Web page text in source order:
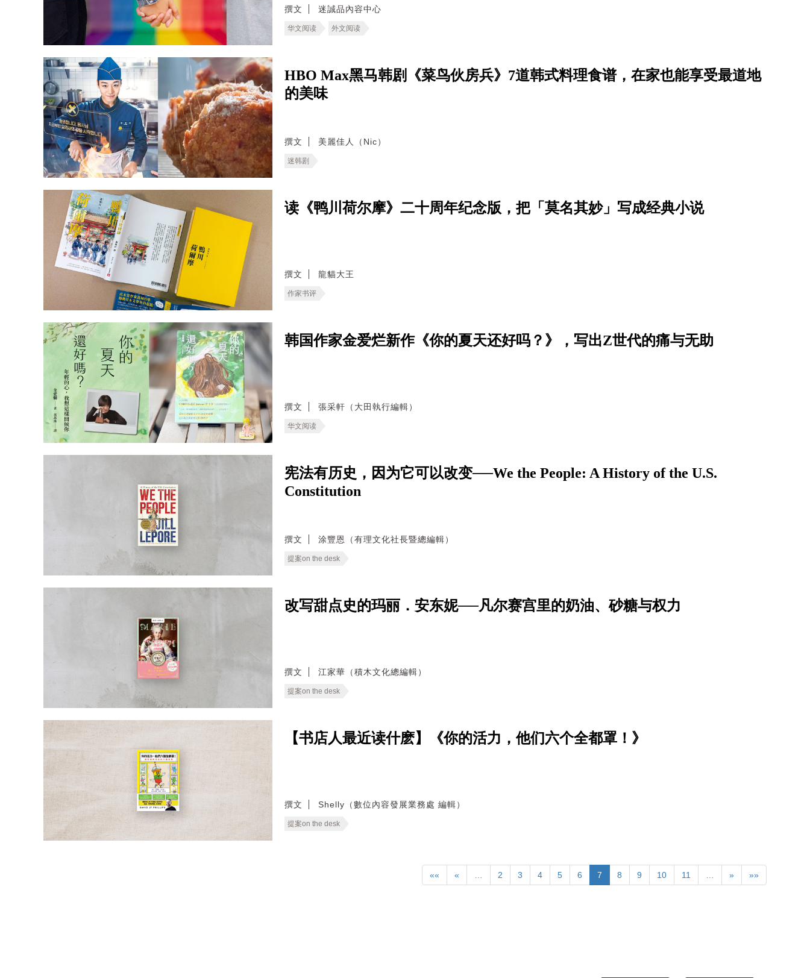
撰文 迷誠品內容中心
华文阅读 外文阅读
HBO Max黑马韩剧《菜鸟伙房兵》7道韩式料理食谱，在家也能享受最道地
的美味
撰文 美麗佳人（Nic）
迷韩剧
读《鸭川荷尔摩》二十周年纪念版，把「莫名其妙」写成经典小说
撰文 龍貓大王
作家书评
韩国作家金爱烂新作《你的夏天还好吗？》，写出Z世代的痛与无助
撰文 張采軒（大田執行編輯）
华文阅读
宪法有历史，因为它可以改变──We the People: A History of the U.S.
Constitution
撰文 涂豐恩（有理文化社長暨總編輯）
提案on the desk
改写甜点史的玛丽．安东妮──凡尔赛宫里的奶油、砂糖与权力
撰文 江家華（積木文化總編輯）
提案on the desk
【书店人最近读什麽】《你的活力，他们六个全都罩！》
撰文 Shelly（數位內容發展業務處 編輯）
提案on the desk
«« « … 2 3 4 5 6 7 8 9 10 11 … » »»